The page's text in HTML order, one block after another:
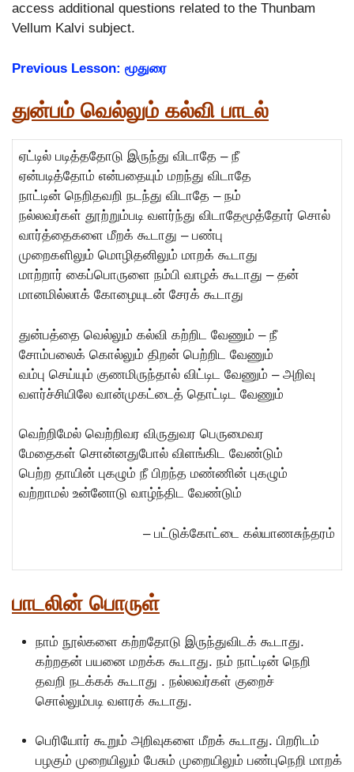
access additional questions related to the Thunbam
Vellum Kalvi subject.
Previous Lesson: மூதுரை
துன்பம் வெல்லும் கல்வி பாடல்
ஏட்டில் படித்ததோடு இருந்து விடாதே – நீ
ஏன்படித்தோம் என்பதையும் மறந்து விடாதே
நாட்டின் நெறிதவறி நடந்து விடாதே – நம்
நல்லவர்கள் தூற்றும்படி வளர்ந்து விடாதேமூத்தோர் சொல்
வார்த்தைகளை மீறக் கூடாது – பண்பு
முறைகளிலும் மொழிதனிலும் மாறக் கூடாது
மாற்றார் கைப்பொருளை நம்பி வாழக் கூடாது – தன்
மானமில்லாக் கோழையுடன் சேரக் கூடாது
துன்பத்தை வெல்லும் கல்வி கற்றிட வேணும் – நீ
சோம்பலைக் கொல்லும் திறன் பெற்றிட வேணும்
வம்பு செய்யும் குணமிருந்தால் விட்டிட வேணும் – அறிவு
வளர்ச்சியிலே வான்முகட்டைத் தொட்டிட வேணும்
வெற்றிமேல் வெற்றிவர விருதுவர பெருமைவர
மேதைகள் சொன்னதுபோல் விளங்கிட வேண்டும்
பெற்ற தாயின் புகழும் நீ பிறந்த மண்ணின் புகழும்
வற்றாமல் உன்னோடு வாழ்ந்திட வேண்டும்
– பட்டுக்கோட்டை கல்யாணசுந்தரம்
பாடலின் பொருள்
நாம் நூல்களை கற்றதோடு இருந்துவிடக் கூடாது.
கற்றதன் பயனை மறக்க கூடாது. நம் நாட்டின் நெறி
தவறி நடக்கக் கூடாது . நல்லவர்கள் குறைச்
சொல்லும்படி வளரக் கூடாது.
பெரியோர் கூறும் அறிவுகளை மீறக் கூடாது. பிறரிடம்
பழகும் முறையிலும் பேசும் முறையிலும் பண்புநெறி மாறக்